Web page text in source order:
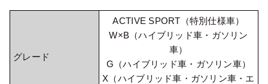
グレード
ACTIVE SPORT（特別仕様車）
W×B（ハイブリッド車・ガソリン
車）
G（ハイブリッド車・ガソリン車）
X（ハイブリッド車・ガソリン車・エ